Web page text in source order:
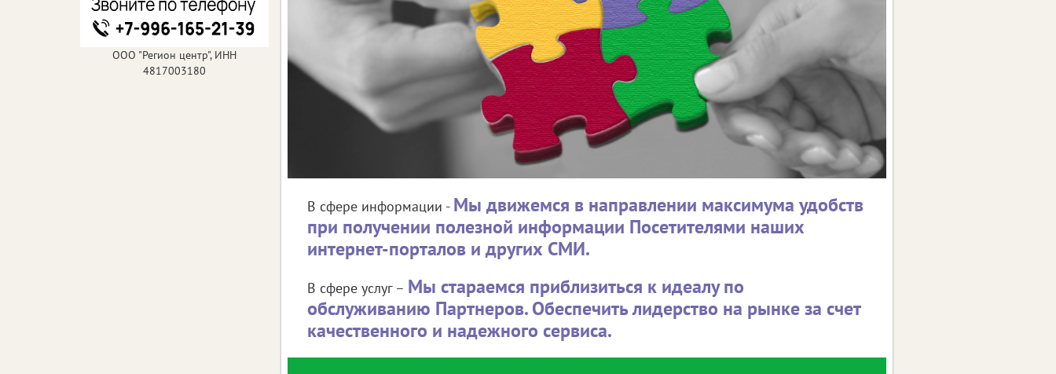
В сфере информации - Мы движемся в направлении максимума удобств
при получении полезной информации Посетителями наших
интернет-порталов и других СМИ.
В сфере услуг – Мы стараемся приблизиться к идеалу по
обслуживанию Партнеров. Обеспечить лидерство на рынке за счет
качественного и надежного сервиса.
ООО "Регион центр", ИНН
4817003180